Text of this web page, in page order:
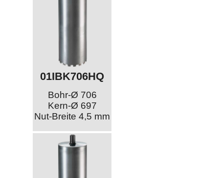
01IBK706HQ
Bohr-Ø 706
Kern-Ø 697
Nut-Breite 4,5 mm